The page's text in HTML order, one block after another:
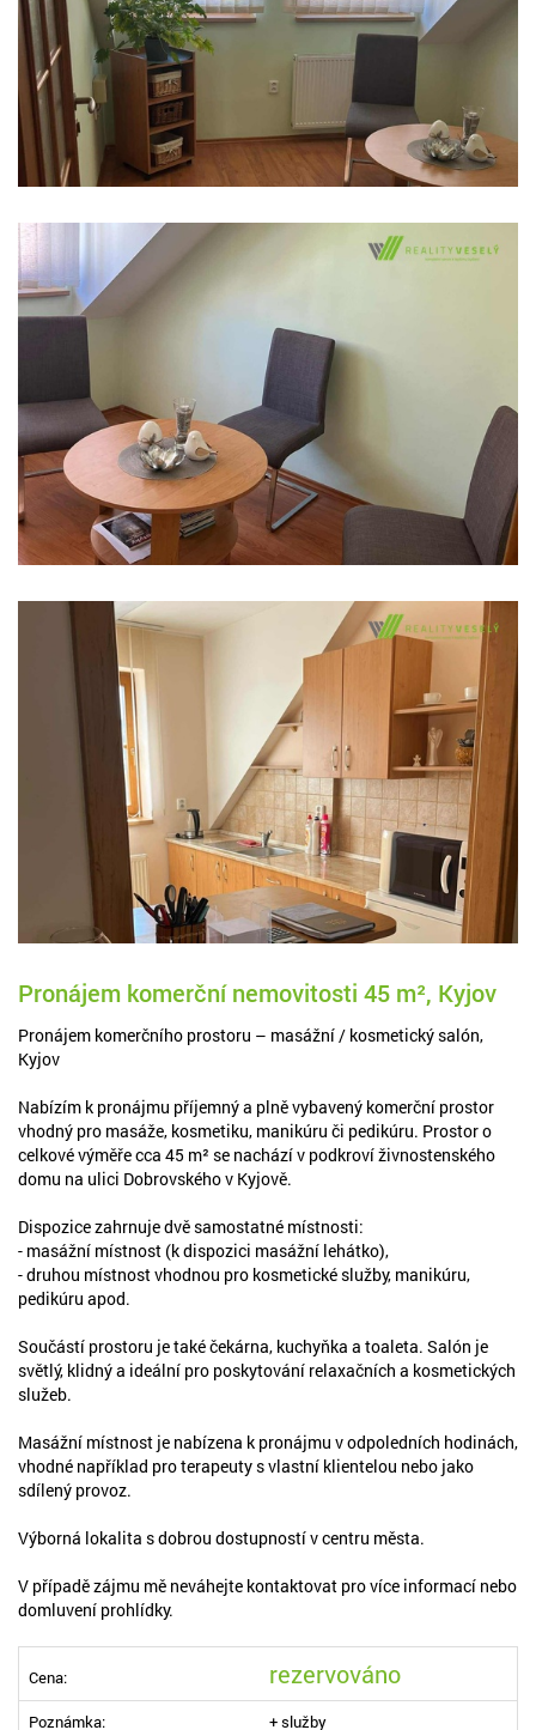
Pronájem komerční nemovitosti 45 m², Kyjov
Pronájem komerčního prostoru – masážní / kosmetický salón,
Kyjov
Nabízím k pronájmu příjemný a plně vybavený komerční prostor
vhodný pro masáže, kosmetiku, manikúru či pedikúru. Prostor o
celkové výměře cca 45 m² se nachází v podkroví živnostenského
domu na ulici Dobrovského v Kyjově.
Dispozice zahrnuje dvě samostatné místnosti:
- masážní místnost (k dispozici masážní lehátko),
- druhou místnost vhodnou pro kosmetické služby, manikúru,
pedikúru apod.
Součástí prostoru je také čekárna, kuchyňka a toaleta. Salón je
světlý, klidný a ideální pro poskytování relaxačních a kosmetických
služeb.
Masážní místnost je nabízena k pronájmu v odpoledních hodinách,
vhodné například pro terapeuty s vlastní klientelou nebo jako
sdílený provoz.
Výborná lokalita s dobrou dostupností v centru města.
V případě zájmu mě neváhejte kontaktovat pro více informací nebo
domluvení prohlídky.
Cena: rezervováno
Poznámka: + služby